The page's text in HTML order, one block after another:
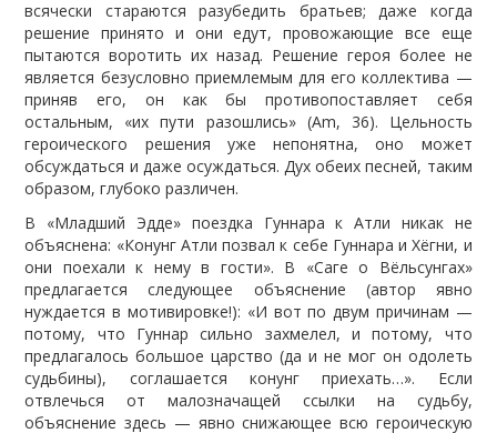
всячески стараются разубедить братьев; даже когда
решение принято и они едут, провожающие все еще
пытаются воротить их назад. Решение героя более не
является безусловно приемлемым для его коллектива —
приняв его, он как бы противопоставляет себя
остальным, «их пути разошлись» (Am, 36). Цельность
героического решения уже непонятна, оно может
обсуждаться и даже осуждаться. Дух обеих песней, таким
образом, глубоко различен.
В «Младший Эдде» поездка Гуннара к Атли никак не
объяснена: «Конунг Атли позвал к себе Гуннара и Хёгни, и
они поехали к нему в гости». В «Саге о Вёльсунгах»
предлагается следующее объяснение (автор явно
нуждается в мотивировке!): «И вот по двум причинам —
потому, что Гуннар сильно захмелел, и потому, что
предлагалось большое царство (да и не мог он одолеть
судьбины), соглашается конунг приехать…». Если
отвлечься от малозначащей ссылки на судьбу,
объяснение здесь — явно снижающее всю героическую